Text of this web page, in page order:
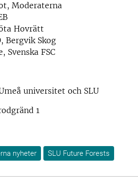
Moderaterna
Hovrätt
Bergvik Skog
Svenska FSC
universitet och SLU
1
nyheter SLU Future Forests